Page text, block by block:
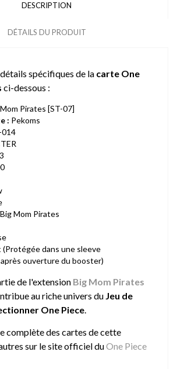
DESCRIPTION
DÉTAILS DU PRODUIT
spécifiques de la carte One
ci-dessous :
Pirates [ST-07]
: Pekoms
014
3
Mom Pirates
(Protégée dans une sleeve
ouverture du booster)
de l'extension Big Mom Pirates
au riche univers du Jeu de
One Piece.
complète des cartes de cette
sur le site officiel duOne Piece